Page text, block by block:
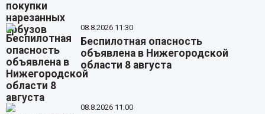
08.8.2026 11:30
Беспилотная опасность
объявлена в Нижегородской
области 8 августа
08.8.2026 11:00